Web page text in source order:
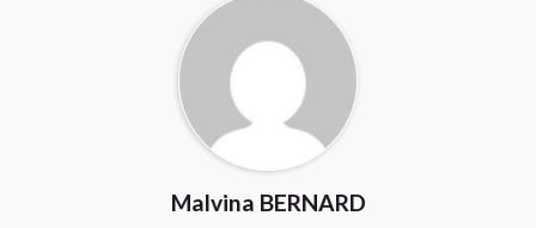
Malvina BERNARD